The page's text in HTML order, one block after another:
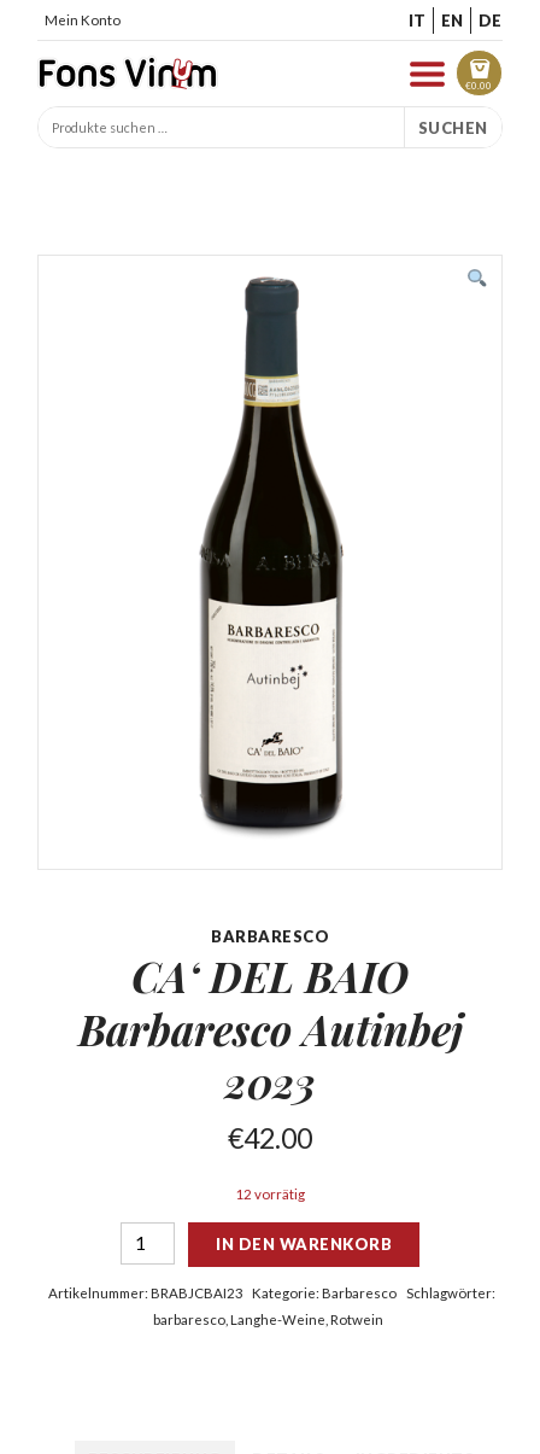
Mein Konto IT EN DE
€0.00
SUCHEN
BARBARESCO
CA‘ DEL BAIO
BarbarescoAutinbej
2023
€42.00
12 vorrätig
IN DEN WARENKORB
Artikelnummer: BRABJCBAI23 Kategorie:Barbaresco
Schlagwörter:
barbaresco ,Langhe-Weine ,Rotwein